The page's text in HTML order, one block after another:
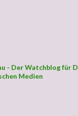
- Der Watchblog für
Medien